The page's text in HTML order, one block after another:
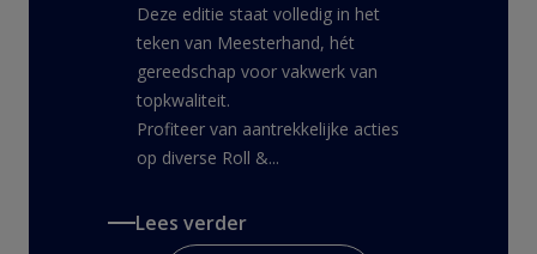
Deze editie staat volledig in het
teken van Meesterhand, hét
gereedschap voor vakwerk van
topkwaliteit.
Profiteer van aantrekkelijke acties
op diverse Roll &...
Lees verder